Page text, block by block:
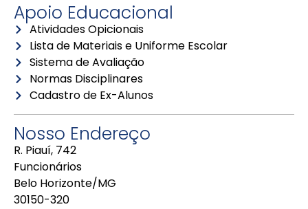
Apoio Educacional
Atividades Opicionais
Lista de Materiais e Uniforme Escolar
Sistema de Avaliação
Normas Disciplinares
Cadastro de Ex-Alunos
Nosso Endereço
R. Piauí, 742
Funcionários
Belo Horizonte/MG
30150-320